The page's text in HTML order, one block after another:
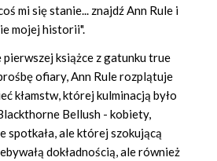
mi się stanie... znajdź Ann Rule i
mojej historii".
książce z gatunku true
ofiary, Ann Rule rozplątuje
kłamstw, której kulminacją było
Bellush - kobiety,
spotkała, ale której szokującą
dokładnością, ale również